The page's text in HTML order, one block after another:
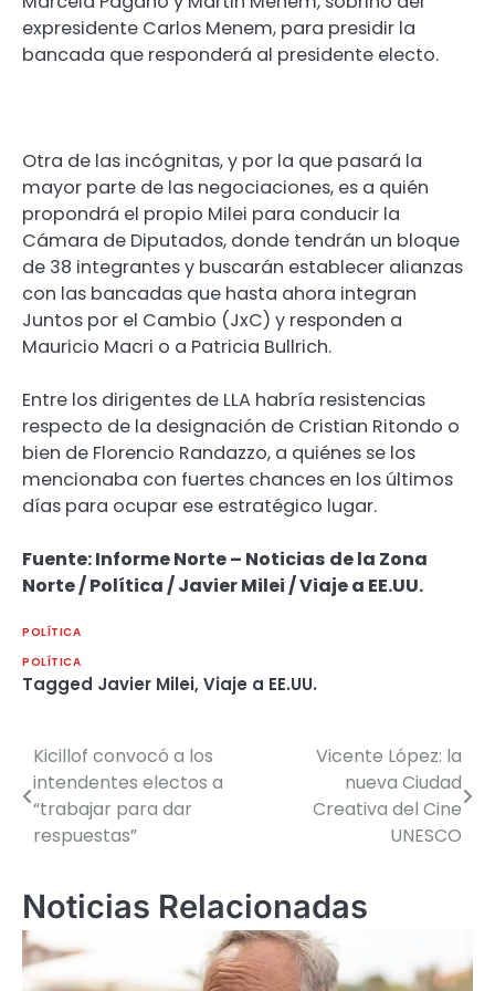
expresidente Carlos Menem, para presidir la
bancada que responderá al presidente electo.
Otra de las incógnitas, y por la que pasará la
mayor parte de las negociaciones, es a quién
propondrá el propio Milei para conducir la
Cámara de Diputados, donde tendrán un bloque
de 38 integrantes y buscarán establecer alianzas
con las bancadas que hasta ahora integran
Juntos por el Cambio (JxC) y responden a
Mauricio Macri o a Patricia Bullrich.
Entre los dirigentes de LLA habría resistencias
respecto de la designación de Cristian Ritondo o
bien de Florencio Randazzo, a quiénes se los
mencionaba con fuertes chances en los últimos
días para ocupar ese estratégico lugar.
Fuente: Informe Norte – Noticias de la Zona
Norte / Política / Javier Milei / Viaje a EE.UU.
POLÍTICA
POLÍTICA
Tagged Javier Milei, Viaje a EE.UU.
Navegación
de
entradas
Kicillof convocó a los
intendentes electos a
“trabajar para dar
respuestas”
Vicente López: la
nueva Ciudad
Creativa del Cine
UNESCO
Noticias Relacionadas